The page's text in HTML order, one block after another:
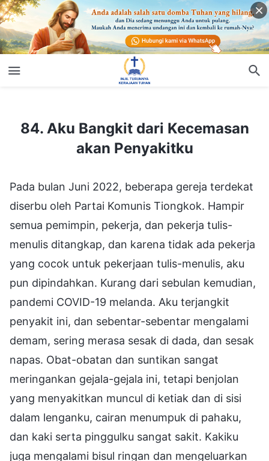
84. Aku Bangkit dari Kecemasan akan Penyakitku
84. Aku Bangkit dari Kecemasan
akan Penyakitku
Pada bulan Juni 2022, beberapa gereja terdekat
diserbu oleh Partai Komunis Tiongkok. Hampir
semua pemimpin, pekerja, dan pekerja tulis-
menulis ditangkap, dan karena tidak ada pekerja
yang cocok untuk pekerjaan tulis-menulis, aku
pun dipindahkan. Kurang dari sebulan kemudian,
pandemi COVID-19 melanda. Aku terjangkit
penyakit ini, dan sebentar-sebentar mengalami
demam, sering merasa sesak di dada, dan sesak
napas. Obat-obatan dan suntikan sangat
meringankan gejala-gejala ini, tetapi benjolan
yang menyakitkan muncul di ketiak dan di sisi
dalam lenganku, cairan menumpuk di pahaku,
dan kaki serta pinggulku sangat sakit. Kakiku
juga mengalami bisul ringan dan mengeluarkan